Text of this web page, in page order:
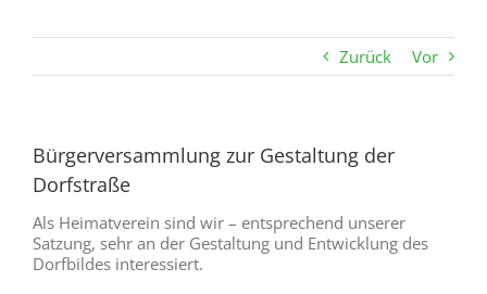
Zurück Vor
Bürgerversammlung zur Gestaltung der
Dorfstraße
Als Heimatverein sind wir – entsprechend unserer
Satzung, sehr an der Gestaltung und Entwicklung des
Dorfbildes interessiert.